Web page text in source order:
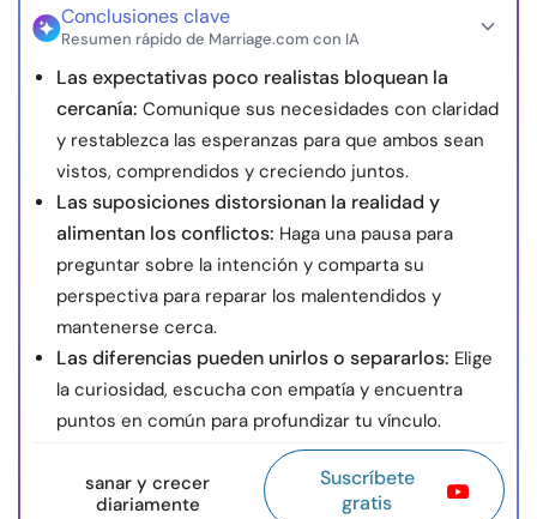
Sobre nosotros Contáctanos
nosotros
© Copyright 2026. Todos los derechos reservados.
Conclusiones clave
Resumen rápido de Marriage.com con IA
Las expectativas poco realistas bloquean la
cercanía: Comunique sus necesidades con claridad
y restablezca las esperanzas para que ambos sean
vistos, comprendidos y creciendo juntos.
Las suposiciones distorsionan la realidad y
alimentan los conflictos: Haga una pausa para
preguntar sobre la intención y comparta su
perspectiva para reparar los malentendidos y
mantenerse cerca.
Las diferencias pueden unirlos o separarlos: Elige
la curiosidad, escucha con empatía y encuentra
puntos en común para profundizar tu vínculo.
sanar y crecer
diariamente
Suscríbete
gratis